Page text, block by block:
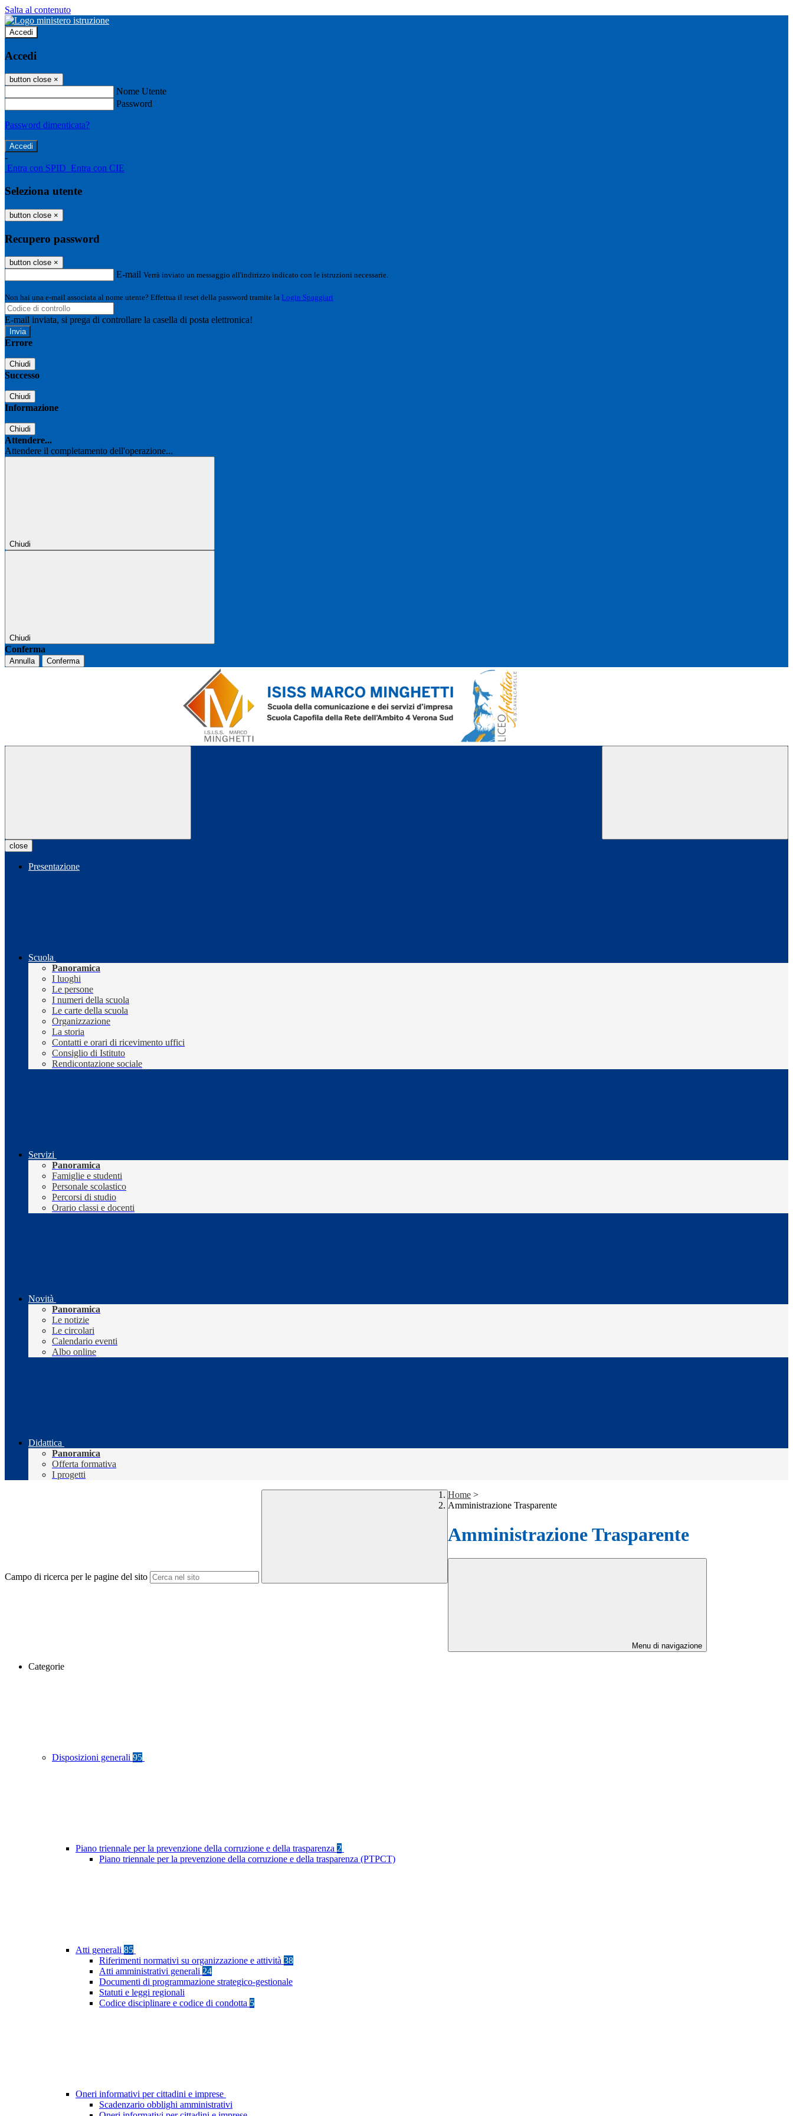
Salta al contenuto
Accedi
Accedi
button close ×
Nome Utente
Password
Password dimenticata?
-
Entra con SPID Entra con CIE
Seleziona utente
button close ×
Recupero password
button close ×
E-mail Verrà inviato un messaggio all'indirizzo indicato con le istruzioni necessarie.
Non hai una e-mail associata al nome utente? Effettua il reset della password tramite la Login Spaggiari
E-mail inviata, si prega di controllare la casella di posta elettronica!
Errore
Chiudi
Successo
Chiudi
Informazione
Chiudi
Attendere...
Attendere il completamento dell'operazione...
Chiudi
Chiudi
Conferma
Annulla Conferma
close
Presentazione
Scuola
Panoramica
I luoghi
Le persone
I numeri della scuola
Le carte della scuola
Organizzazione
La storia
Contatti e orari di ricevimento uffici
Consiglio di Istituto
Rendicontazione sociale
Servizi
Panoramica
Famiglie e studenti
Personale scolastico
Percorsi di studio
Orario classi e docenti
Novità
Panoramica
Le notizie
Le circolari
Calendario eventi
Albo online
Didattica
Panoramica
Offerta formativa
I progetti
Campo di ricerca per le pagine del sito
Home >
Amministrazione Trasparente
Amministrazione Trasparente
Menu di navigazione
Categorie
Disposizioni generali 95
Piano triennale per la prevenzione della corruzione e della trasparenza 2
Piano triennale per la prevenzione della corruzione e della trasparenza (PTPCT)
Atti generali 85
Riferimenti normativi su organizzazione e attività 38
Atti amministrativi generali 24
Documenti di programmazione strategico-gestionale
Statuti e leggi regionali
Codice disciplinare e codice di condotta 5
Oneri informativi per cittadini e imprese
Scadenzario obblighi amministrativi